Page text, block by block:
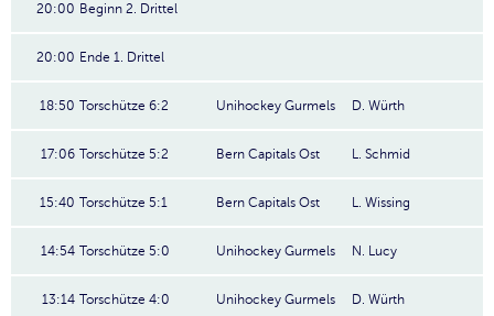
20:00 Beginn 2. Drittel
20:00 Ende 1. Drittel
18:50 Torschütze 6:2 Unihockey Gurmels D. Würth
17:06 Torschütze 5:2 Bern Capitals Ost L. Schmid
15:40 Torschütze 5:1 Bern Capitals Ost L. Wissing
14:54 Torschütze 5:0 Unihockey Gurmels N. Lucy
13:14 Torschütze 4:0 Unihockey Gurmels D. Würth